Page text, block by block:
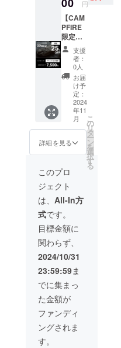
込）+送
料650円
（税
込）
10,000
円（税
込）の
35%OF
F 6,500
円で1点
ご提供
いたし
ます。
※送料無
料（発
パック
ス） ※
カラー
はブ
ラック
になり
ます。
※ご注文
状況、
料の供
給状
況、製
造工程
上の都
合等に
より出
00 円
【CAM
PFIRE
限定価
格：30
個限
定！早
割
25％OF
F】 ハ
ンドル
バッ
グ：ブ
ラック1
点ご提
供！ ※
売価格
9.350円
（税
込）+送
料650円
（税
込）
10,000
円（税
込）の
25%OF
F 7,500
円で1点
ご提供
いたし
ます。
※送料無
料（発
支援
者：
0人
お届
け予
定：
2024
年11
月
詳細を見る
こ
の
リ
タ
ー
ン
を
選
択
す
る
このプロ
ジェクト
は、 All-In方
式です。
目標金額に
関わらず、
2024/10/31
23:59:59ま
でに集まっ
た金額が
ファンディ
ングされま
す。